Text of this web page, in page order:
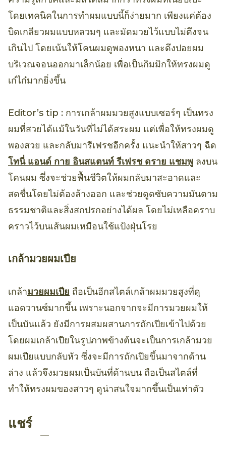
โดยเทคนิคในการทำผมแบบนี้ก็ง่ายมาก เพียงแค่ต้อง
บิดเกลียวผมแบบหลวมๆ และมัดมวยไว้แบบไม่ตึงจน
เกินไป โดยเน้นให้โคนผมดูพองหนา และดึงปอยผม
บริเวณจอนออกมาเล็กน้อย เพื่อเป็นกิมมิกให้ทรงผมดู
เก๋ไก๋มากยิ่งขึ้น
Editor’s tip : การเกล้าผมมวยสูงแบบเซอร์ๆ เป็นทรง
ผมที่สวยได้แม้ในวันที่ไม่ได้สระผม แต่เพื่อให้ทรงผมดู
พองสวย และกลับมารีเฟรชอีกครั้ง แนะนำให้สาวๆ ฉีด
โทนี่ แอนด์ กาย อินสแตนท์ รีเฟรช ดราย แชมพู ลงบน
โคนผม ซึ่งจะช่วยฟื้นชีวิตให้ผมกลับมาสะอาดและ
สดชื่นโดยไม่ต้องล้างออก และช่วยดูดซับความมันตาม
ธรรมชาติและสิ่งสกปรกอย่างได้ผล โดยไม่เหลือคราบ
คราวไว้บนเส้นผมเหมือนใช้แป้งฝุ่นโรย
เกล้ามวยผมเปีย
เกล้ามวยผมเปีย ถือเป็นอีกสไตล์เกล้าผมมวยสูงที่ดู
แอดวานซ์มากขึ้น เพราะนอกจากจะมีการมวยผมให้
เป็นบันแล้ว ยังมีการผสมผสานการถักเปียเข้าไปด้วย
โดยผมเกล้าเปียในรูปภาพข้างต้นจะเป็นการเกล้ามวย
ผมเปียแบบกลับหัว ซึ่งจะมีการถักเปียขึ้นมาจากด้าน
ล่าง แล้วจึงมวยผมเป็นบันที่ด้านบน ถือเป็นสไตล์ที่
ทำให้ทรงผมของสาวๆ ดูน่าสนใจมากขึ้นเป็นเท่าตัว
แชร์